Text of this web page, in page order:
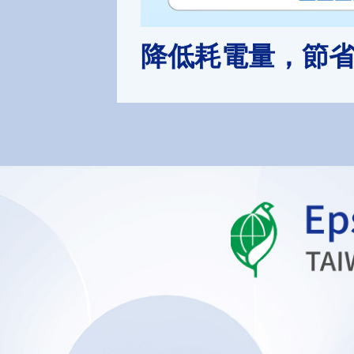
降低耗電量，節